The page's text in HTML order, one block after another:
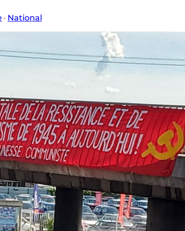
· National